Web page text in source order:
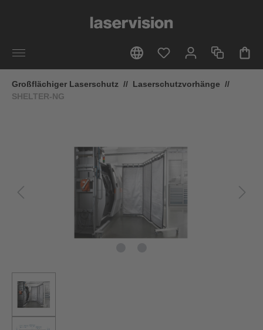
Großflächiger Laserschutz // Laserschutzvorhänge //
SHELTER-NG